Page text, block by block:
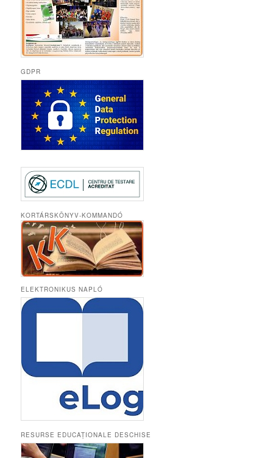
GDPR
KORTÁRSKÖNYV-KOMMANDÓ
ELEKTRONIKUS NAPLÓ
RESURSE EDUCAȚIONALE DESCHISE